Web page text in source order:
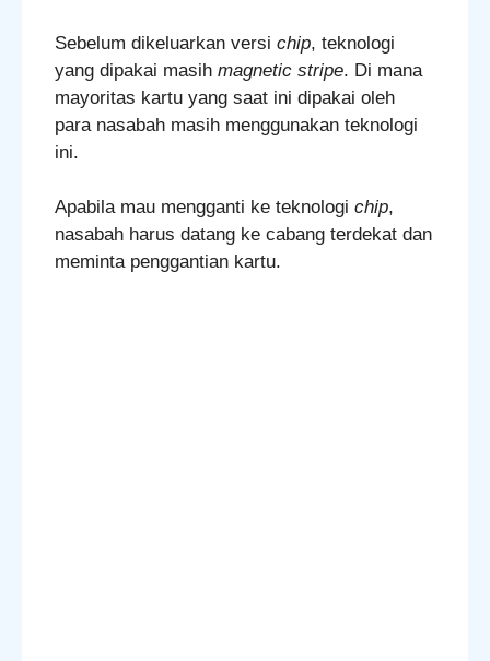
Sebelum dikeluarkan versi chip, teknologi
yang dipakai masih magnetic stripe. Di mana
mayoritas kartu yang saat ini dipakai oleh
para nasabah masih menggunakan teknologi
ini.
Apabila mau mengganti ke teknologi chip,
nasabah harus datang ke cabang terdekat dan
meminta penggantian kartu.